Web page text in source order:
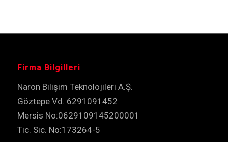
Firma Bilgilleri
Naron Bilişim Teknolojileri A.Ş.
Göztepe Vd. 6291091452
Mersis No:0629109145200001
Tic. Sic. No:173264-5